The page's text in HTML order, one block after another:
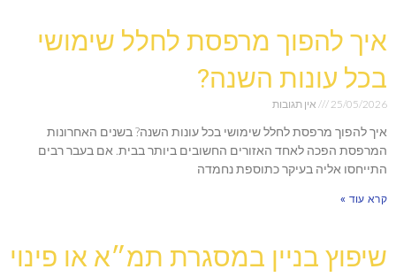
איך להפוך מרפסת לחלל שימושי
בכל עונות השנה?
25/05/2026 אין תגובות
איך להפוך מרפסת לחלל שימושי בכל עונות השנה? בשנים האחרונות
המרפסת הפכה לאחד האזורים החשובים ביותר בבית. אם בעבר רבים
התייחסו אליה בעיקר כתוספת נחמדה
קרא עוד »
שיפוץ בניין במסגרת תמ״א או פינוי